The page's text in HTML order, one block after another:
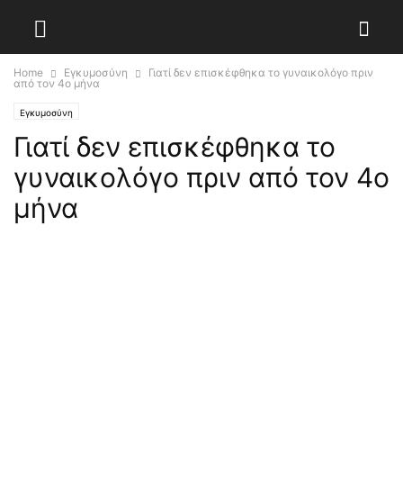
Home Εγκυμοσύνη
Γιατί δεν επισκέφθηκα το γυναικολόγο πριν
από τον 4ο μήνα
Εγκυμοσύνη
Γιατί δεν επισκέφθηκα το
γυναικολόγο πριν από τον 4ο
μήνα